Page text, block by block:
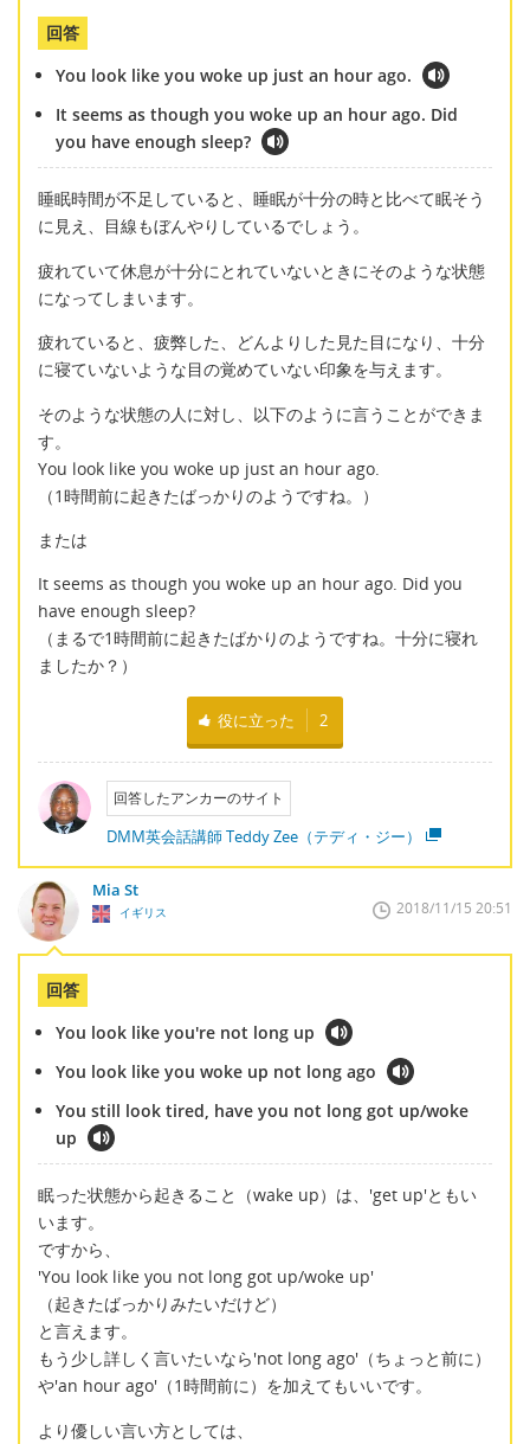
回答
You look like you woke up just an hour ago.
It seems as though you woke up an hour ago. Did
you have enough sleep?
睡眠時間が不足していると、睡眠が十分の時と比べて眠そう
に見え、目線もぼんやりしているでしょう。
疲れていて休息が十分にとれていないときにそのような状態
になってしまいます。
疲れていると、疲弊した、どんよりした見た目になり、十分
に寝ていないような目の覚めていない印象を与えます。
そのような状態の人に対し、以下のように言うことができま
す。
You look like you woke up just an hour ago.
（1時間前に起きたばっかりのようですね。）
または
It seems as though you woke up an hour ago. Did you
have enough sleep?
（まるで1時間前に起きたばかりのようですね。十分に寝れ
ましたか？）
役に立った 2
回答したアンカーのサイト
DMM英会話講師 Teddy Zee（テディ・ジー）
Mia St
イギリス 2018/11/15 20:51
回答
You look like you're not long up
You look like you woke up not long ago
You still look tired, have you not long got up/woke
up
眠った状態から起きること（wake up）は、'get up'ともい
います。
ですから、
'You look like you not long got up/woke up'
（起きたばっかりみたいだけど）
と言えます。
もう少し詳しく言いたいなら'not long ago'（ちょっと前に）
や'an hour ago'（1時間前に）を加えてもいいです。
より優しい言い方としては、